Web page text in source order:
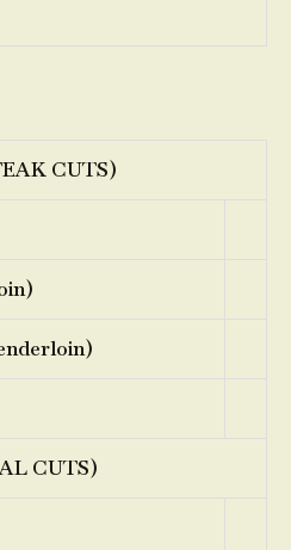
CUTS)
CUTS)